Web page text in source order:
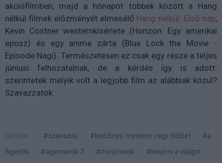
akciófilmben, majd a hónapot többek között a Hang
nélkül filmek előzményét elmesélő Hang nélkül: Első nap,
Kevin Costner westernkísérlete (Horizon: Egy amerikai
eposz) és egy anime zárta (Blue Lock the Movie -
Episode Nagi). Természetesen ez csak egy része a teljes
júniusi felhozatalnak, de a kérdés így is adott:
szerintetek melyik volt a legjobb film az alábbiak közül?
Szavazzatok:
Címkék: #szavazás #bad boys: mindent vagy többet
#a
figyelők
#agymanók 2 #motorosok
#kinyírni a világot